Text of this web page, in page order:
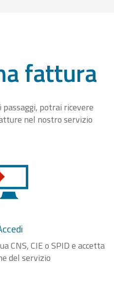
fattura
potrai ricevere
nel nostro servizio
CNS, CIE o SPID e accetta
del servizio